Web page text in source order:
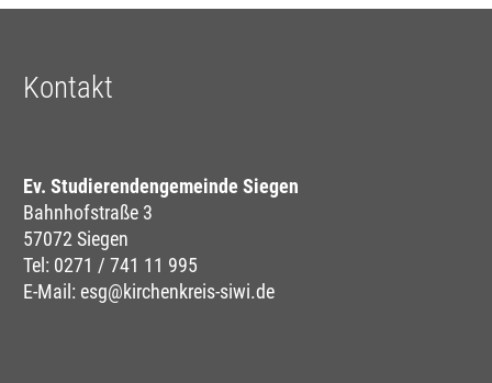
Kontakt
Ev. Studierendengemeinde Siegen
Bahnhofstraße 3
57072 Siegen
Tel: 0271 / 741 11 995
E-Mail: esg@kirchenkreis-siwi.de